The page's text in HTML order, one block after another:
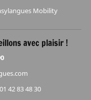
Mobility
avec plaisir !
42 83 48 30